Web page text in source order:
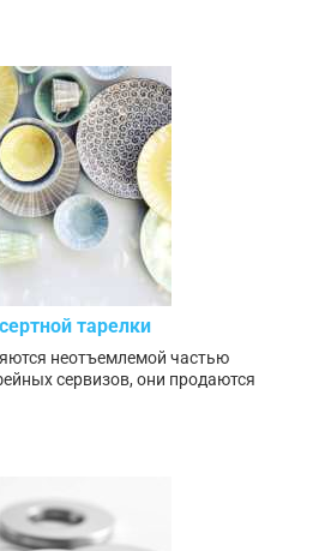
тарелки
неотъемлемой частью
сервизов, они продаются